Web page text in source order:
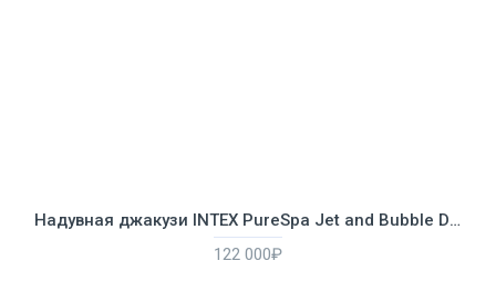
Надувная джакузи INTEX PureSpa Jet and Bubble Deluxe 218x71см-6 персон ; артикул 28462
122 000₽